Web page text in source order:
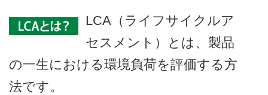
LCA（ライフサイクルア
セスメント）とは、製品
の一生における環境負荷を評価する方
法です。